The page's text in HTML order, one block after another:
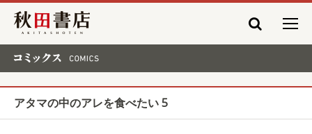
秋田書店
アタマの中のアレを食べたい 5